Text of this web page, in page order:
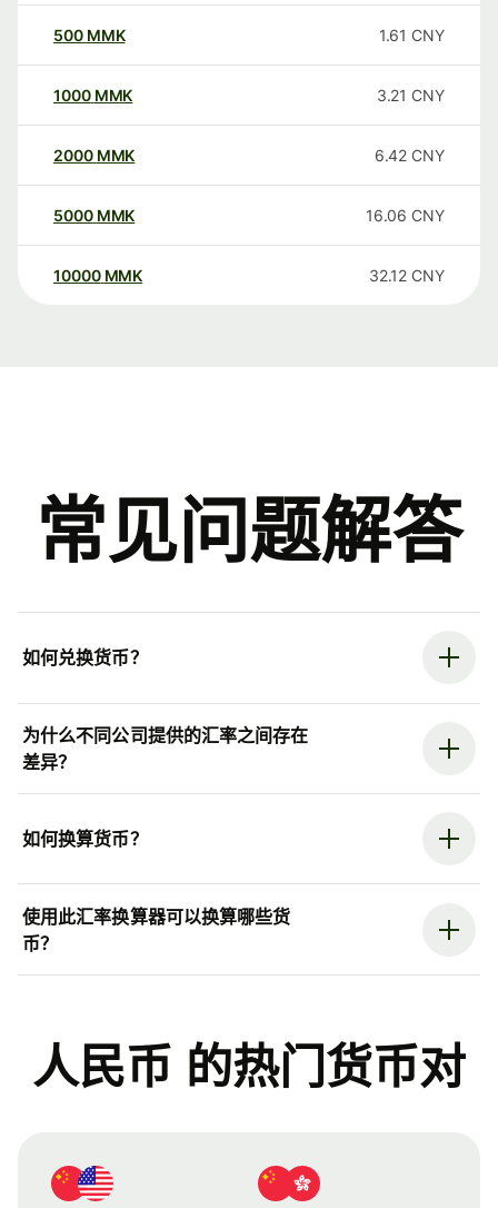
500 MMK 1.61 CNY
1000 MMK 3.21 CNY
2000 MMK 6.42 CNY
5000 MMK 16.06 CNY
10000 MMK 32.12 CNY
常见问题解答
如何兑换货币？
为什么不同公司提供的汇率之间存在
差异？
如何换算货币？
使用此汇率换算器可以换算哪些货
币？
人民币 的热门货币对